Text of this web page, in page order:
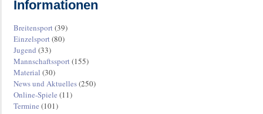
Informationen
Breitensport(39)
Einzelsport(80)
Jugend (33)
Mannschaftssport(155)
Material (30)
News und Aktuelles(250)
Online-Spiele (11)
Termine (101)